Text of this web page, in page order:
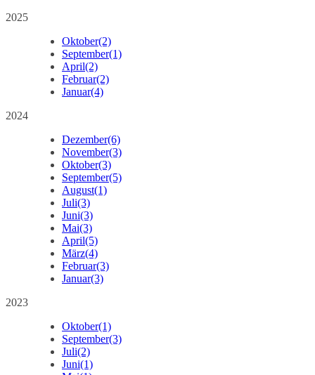
2025
Oktober(2)
September(1)
April(2)
Februar(2)
Januar(4)
2024
Dezember(6)
November(3)
Oktober(3)
September(5)
August(1)
Juli(3)
Juni(3)
Mai(3)
April(5)
März(4)
Februar(3)
Januar(3)
2023
Oktober(1)
September(3)
Juli(2)
Juni(1)